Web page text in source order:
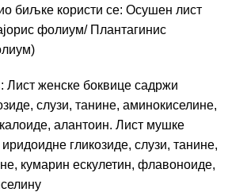
биљке користи се: Осушен лист
фолиум/ Плантагинис
Лист женске боквице садржи
слузи, танине, аминокиселине,
алантоин. Лист мушке
гликозиде, слузи, танине,
кумарин ескулетин, флавоноиде,